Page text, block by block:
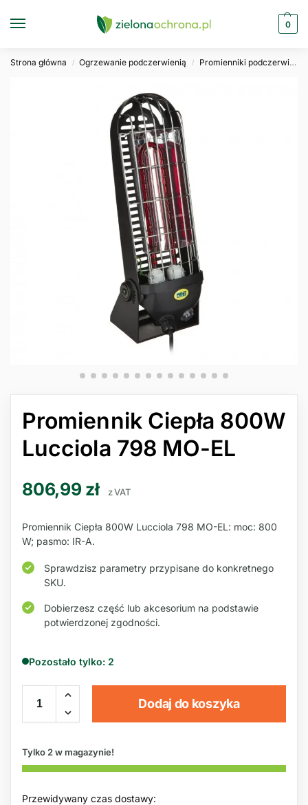
0
Strona główna / Ogrzewanie podczerwienią / Promienniki podczerwieni
Promiennik Ciepła 800W
Lucciola 798 MO-EL
806,99 zł z VAT
Promiennik Ciepła 800W Lucciola 798 MO-EL: moc: 800
W; pasmo: IR-A.
Sprawdzisz parametry przypisane do konkretnego
SKU.
Dobierzesz część lub akcesorium na podstawie
potwierdzonej zgodności.
Pozostało tylko: 2
Dodaj do koszyka
Tylko 2 w magazynie!
Przewidywany czas dostawy: